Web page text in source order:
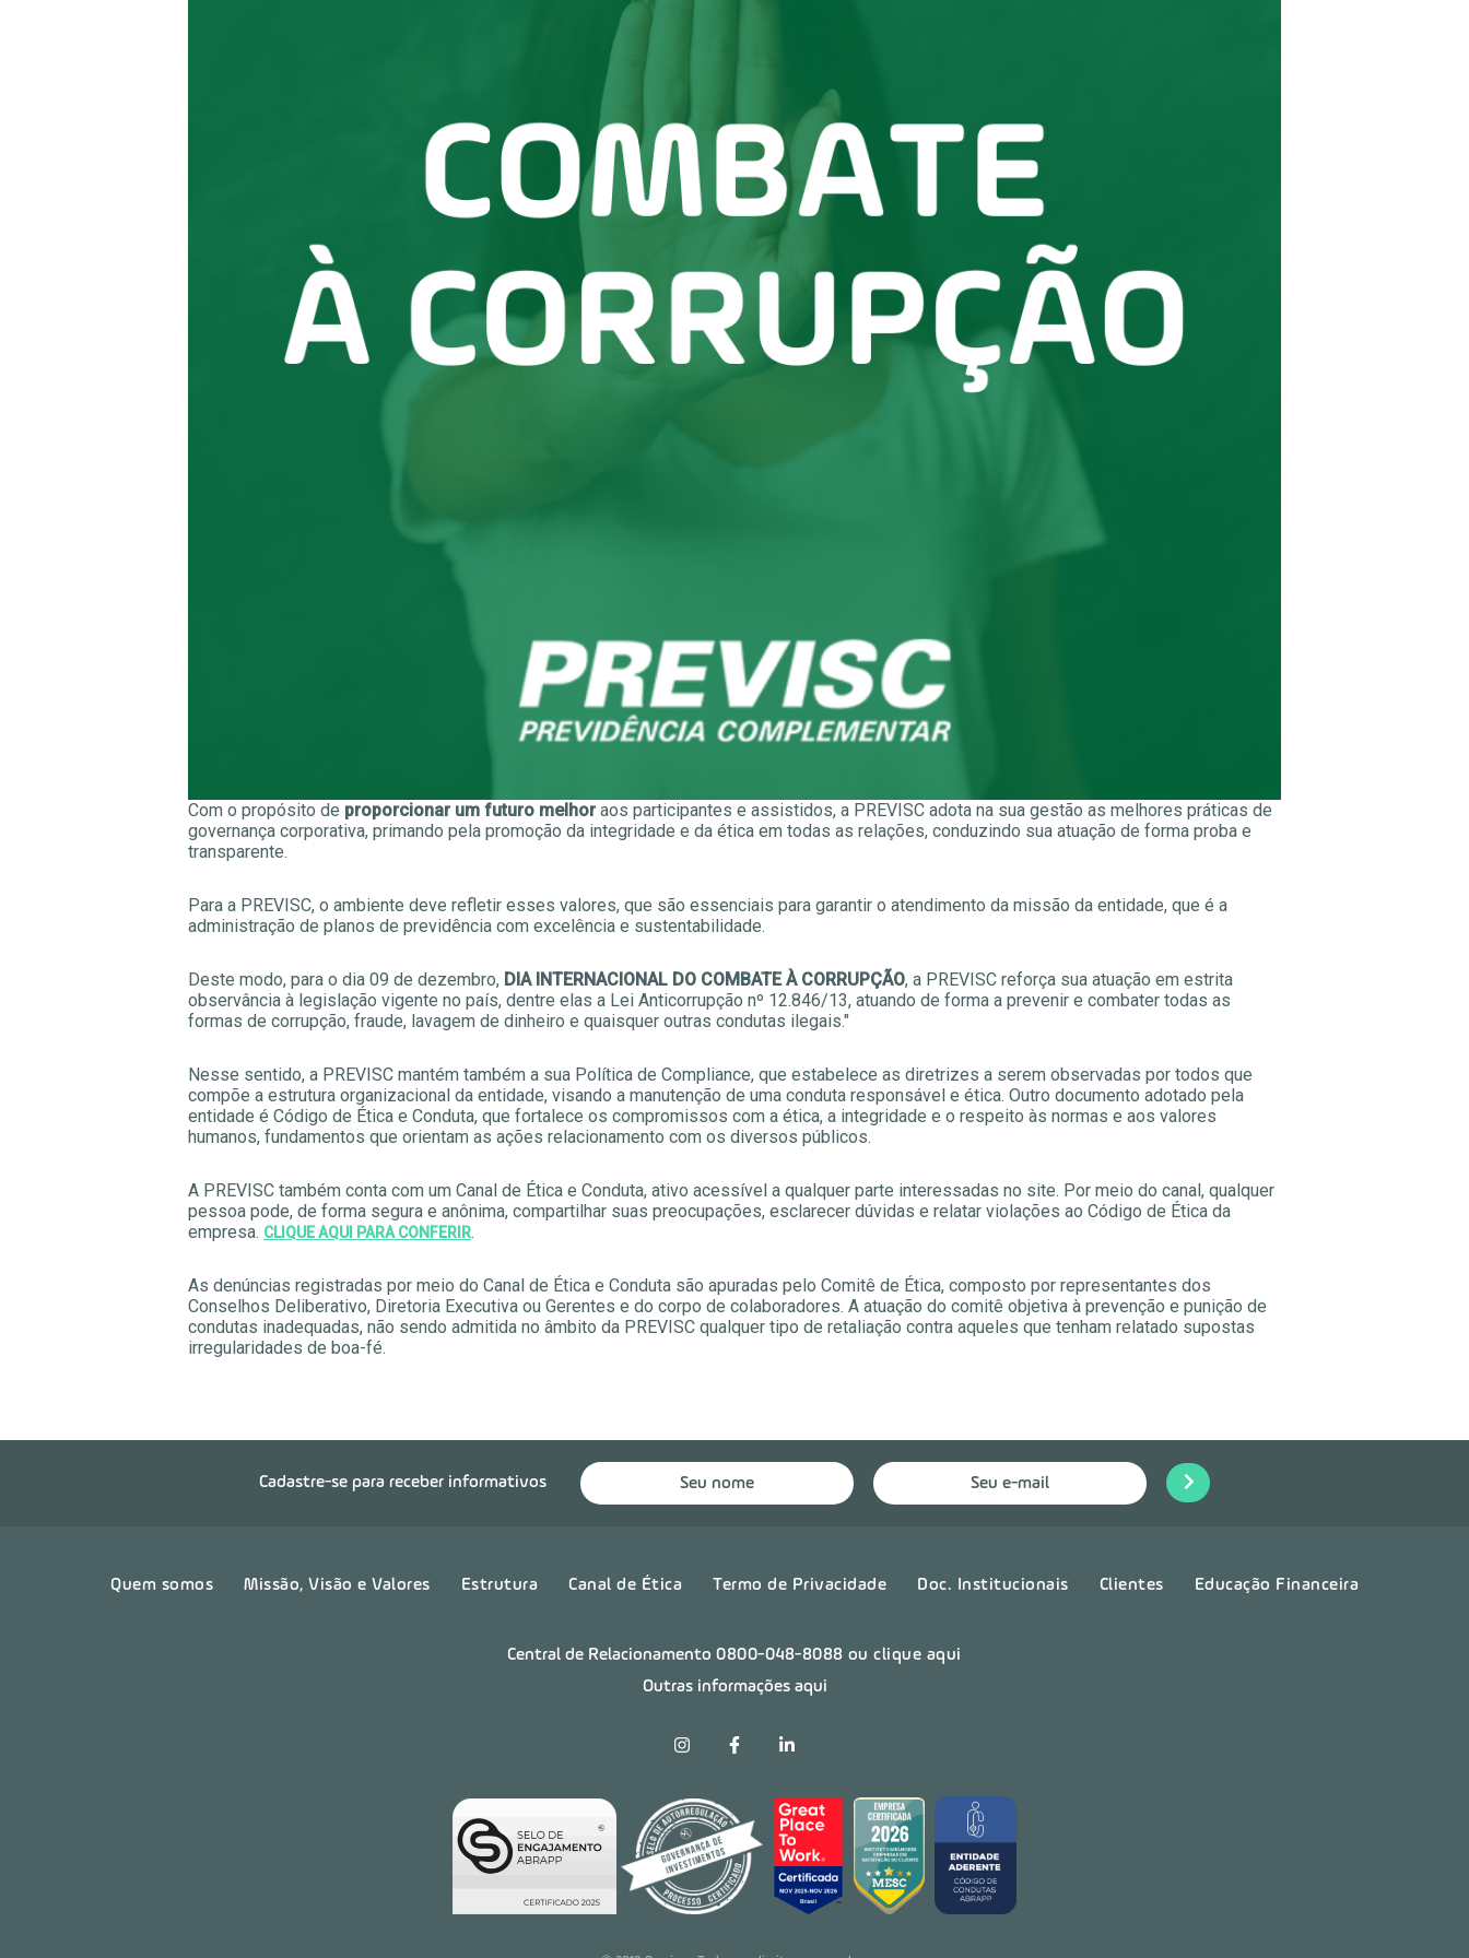
Com o propósito de proporcionar um futuro melhoraos participantes e assistidos, a PREVISC adota na sua gestão as melhores práticas de
governança corporativa, primando pela promoção da integridade e da ética em todas as relações, conduzindo sua atuação de forma proba e
transparente.
Para a PREVISC, o ambiente deve refletir esses valores, que são essenciais para garantir o atendimento da missão da entidade, que é a
administração de planos de previdência com excelência e sustentabilidade.
Deste modo, para o dia 09 de dezembro, DIA INTERNACIONAL DO COMBATE À CORRUPÇÃO, a PREVISC reforça sua atuação em estrita
observância à legislação vigente no país, dentre elas a Lei Anticorrupção nº 12.846/13, atuando de forma a prevenir e combater todas as
formas de corrupção, fraude, lavagem de dinheiro e quaisquer outras condutas ilegais."
Nesse sentido, a PREVISC mantém também a sua Política de Compliance, que estabelece as diretrizes a serem observadas por todos que
compõe a estrutura organizacional da entidade, visando a manutenção de uma conduta responsável e ética. Outro documento adotado pela
entidade é Código de Ética e Conduta, que fortalece os compromissos com a ética, a integridade e o respeito às normas e aos valores
humanos, fundamentos que orientam as ações relacionamento com os diversos públicos.
A PREVISC também conta com um Canal de Ética e Conduta, ativo acessível a qualquer parte interessadas no site. Por meio do canal, qualquer
pessoa pode, de forma segura e anônima, compartilhar suas preocupações, esclarecer dúvidas e relatar violações ao Código de Ética da
empresa. CLIQUE AQUI PARA CONFERIR.
As denúncias registradas por meio do Canal de Ética e Conduta são apuradas pelo Comitê de Ética, composto por representantes dos
Conselhos Deliberativo, Diretoria Executiva ou Gerentes e do corpo de colaboradores. A atuação do comitê objetiva à prevenção e punição de
condutas inadequadas, não sendo admitida no âmbito da PREVISC qualquer tipo de retaliação contra aqueles que tenham relatado supostas
irregularidades de boa-fé.
Cadastre-se para receber informativos
Quem somos Missão, Visão e Valores Estrutura Canal de Ética Termo de Privacidade Doc. Institucionais Clientes Educação Financeira
Central de Relacionamento0800-048-8088 ou clique aqui
Outras informações aqui